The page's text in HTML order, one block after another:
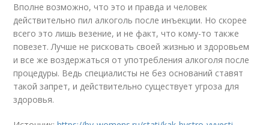
Вполне возможно, что это и правда и человек
действительно пил алкоголь после инъекции. Но скорее
всего это лишь везение, и не факт, что кому-то также
повезет. Лучше не рисковать своей жизнью и здоровьем
и все же воздержаться от употребления алкоголя после
процедуры. Ведь специалисты не без оснований ставят
такой запрет, и действительно существует угроза для
здоровья.